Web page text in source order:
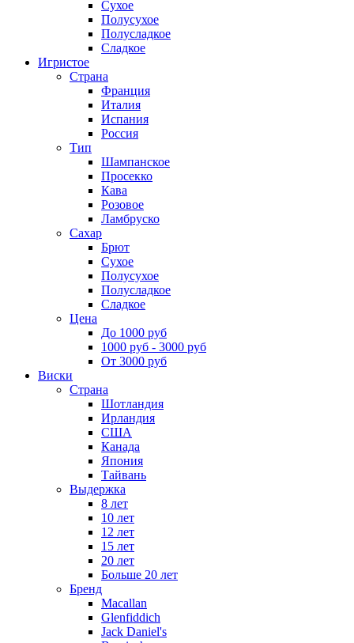
Сухое
Полусухое
Полусладкое
Сладкое
Игристое
Страна
Франция
Италия
Испания
Россия
Тип
Шампанское
Просекко
Кава
Розовое
Ламбруско
Сахар
Брют
Сухое
Полусухое
Полусладкое
Сладкое
Цена
До 1000 руб
1000 руб - 3000 руб
От 3000 руб
Виски
Страна
Шотландия
Ирландия
США
Канада
Япония
Тайвань
Выдержка
8 лет
10 лет
12 лет
15 лет
20 лет
Больше 20 лет
Бренд
Macallan
Glenfiddich
Jack Daniel's